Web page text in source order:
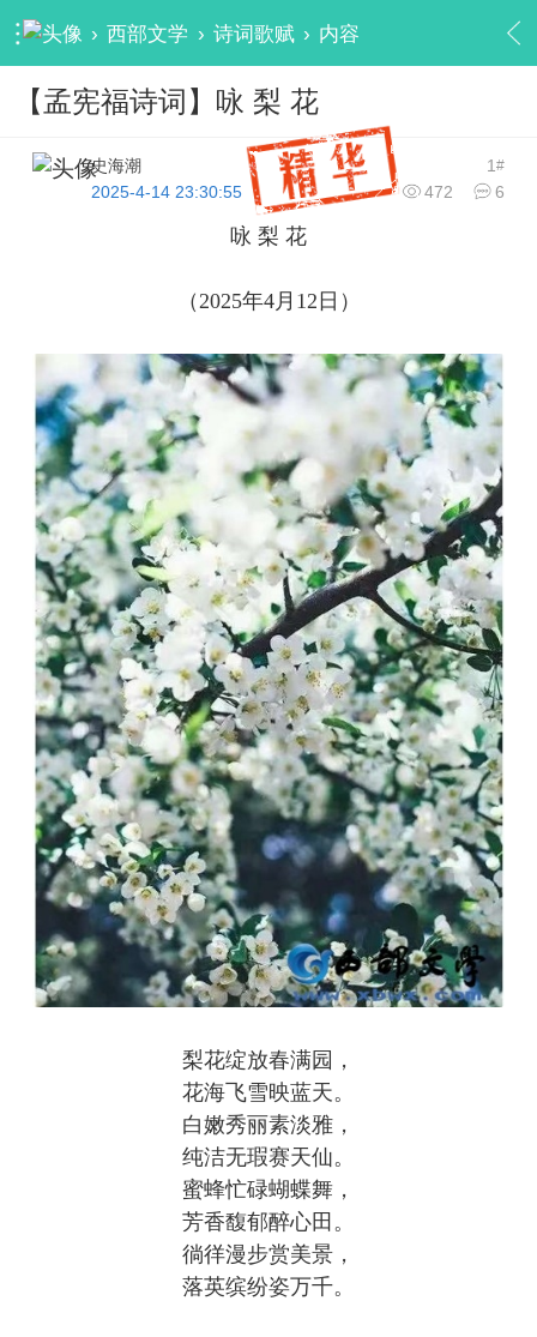
› 西部文学 › 诗词歌赋 › 内容
【孟宪福诗词】咏 梨 花
1#
史海潮
472
6
2025-4-14 23:30:55
咏 梨 花
（2025年4月12日）
梨花绽放春满园，
花海飞雪映蓝天。
白嫩秀丽素淡雅，
纯洁无瑕赛天仙。
蜜蜂忙碌蝴蝶舞，
芳香馥郁醉心田。
徜徉漫步赏美景，
落英缤纷姿万千。